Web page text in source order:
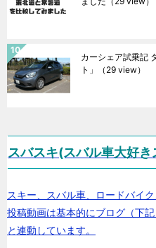
カーシェア試乗記
ト」
（29 view）
スバスキ(スバル車大好き
スキー、スバル車、ロードバイク
投稿動画は基本的にブログ（下記
と連動しています。